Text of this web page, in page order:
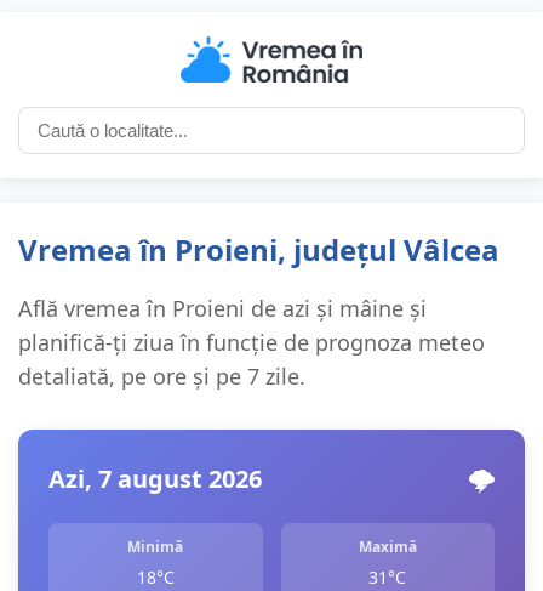
Vremea în Proieni, județul Vâlcea
Află vremea în Proieni de azi și mâine și
planifică-ți ziua în funcție de prognoza meteo
detaliată, pe ore și pe 7 zile.
Azi, 7 august 2026 🌩️
Minimă
18°C
Maximă
31°C